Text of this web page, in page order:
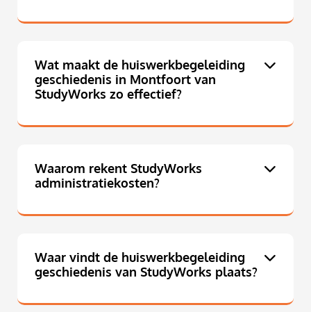
Wat maakt de huiswerkbegeleiding
geschiedenis in Montfoort van
StudyWorks zo effectief?
Waarom rekent StudyWorks
administratiekosten?
Waar vindt de huiswerkbegeleiding
geschiedenis van StudyWorks plaats?